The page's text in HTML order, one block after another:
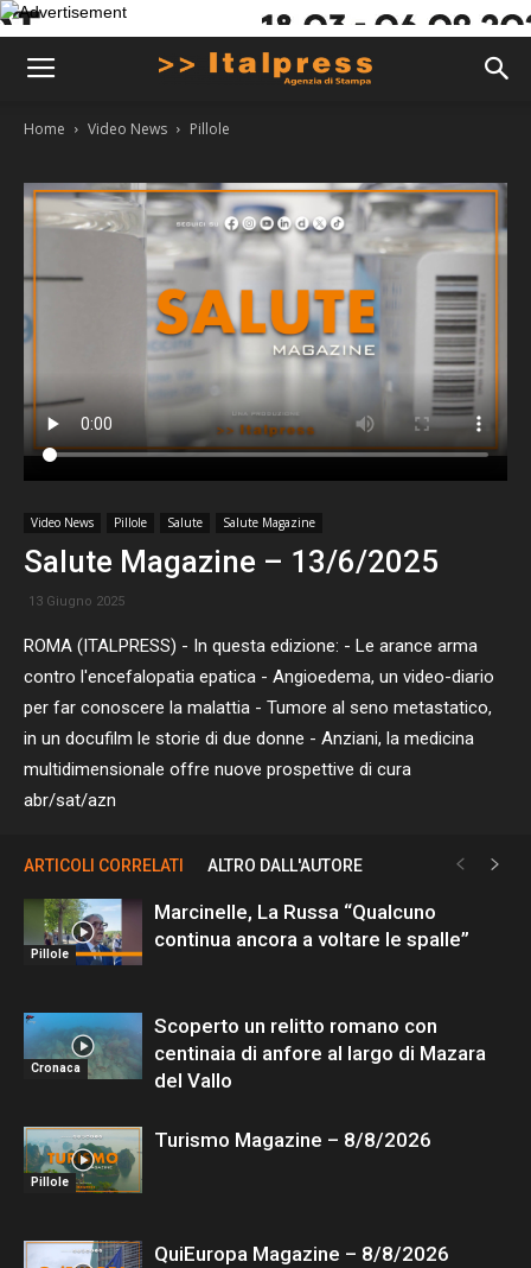
Home Video News Pillole
Video News Pillole Salute Salute Magazine
Salute Magazine – 13/6/2025
13 Giugno 2025
ROMA (ITALPRESS) - In questa edizione: - Le arance arma
contro l'encefalopatia epatica - Angioedema, un video-diario
per far conoscere la malattia - Tumore al seno metastatico,
in un docufilm le storie di due donne - Anziani, la medicina
multidimensionale offre nuove prospettive di cura
abr/sat/azn
ARTICOLI CORRELATI ALTRO DALL'AUTORE
Pillole
Marcinelle, La Russa “Qualcuno
continua ancora a voltare le spalle”
Cronaca
Scoperto un relitto romano con
centinaia di anfore al largo di Mazara
del Vallo
Pillole
Turismo Magazine – 8/8/2026
QuiEuropa Magazine – 8/8/2026